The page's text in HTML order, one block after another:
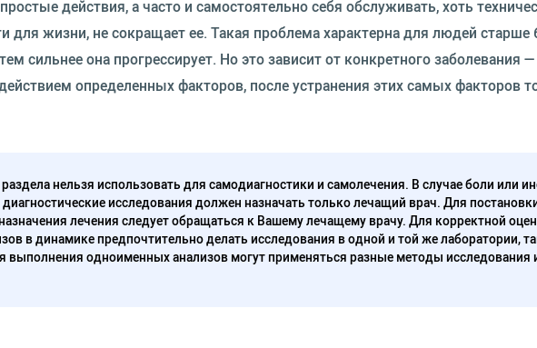
действия, а часто и самостоятельно себя обслуживать, хоть
для жизни, не сокращает ее. Такая проблема характерна для людей старше
сильнее она прогрессирует. Но это зависит от конкретного заболевания
определенных факторов, после устранения этих самых факторов
нельзя использовать для самодиагностики и самолечения. В случае боли или
исследования должен назначать только лечащий врач. Для
лечения следует обращаться к Вашему лечащему врачу. Для корректной
в динамике предпочтительно делать исследования в одной и той же лаборатории,
выполнения одноименных анализов могут применяться разные методы исследования